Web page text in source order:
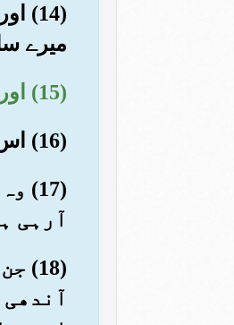
میرے
(15) اور پیغمبروں نے (خدا سے اپنی) فتح چاہی تو ہر سرکش ضدی نامراد رہ گیا
(16) اس کے پیچھے دوزخ ہے اور اسے پیپ کا پانی پلایا جائے گا
آرہی